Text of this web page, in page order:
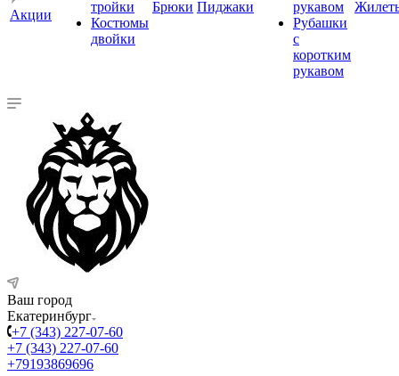
Акции
тройки
Костюмы
двойки
Брюки Пиджаки
рукавом
Рубашки
с
коротким
рукавом
Ваш город
Екатеринбург
+7 (343) 227-07-60
+7 (343) 227-07-60
+79193869696